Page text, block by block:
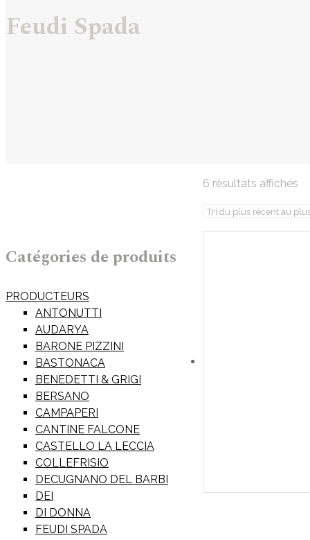
Feudi Spada
Catégories de produits
PRODUCTEURS
ANTONUTTI
AUDARYA
BARONE PIZZINI
BASTONACA
BENEDETTI & GRIGI
BERSANO
CAMPAPERI
CANTINE FALCONE
CASTELLO LA LECCIA
COLLEFRISIO
DECUGNANO DEL BARBI
DEI
DI DONNA
FEUDI SPADA
6 résultats affichés